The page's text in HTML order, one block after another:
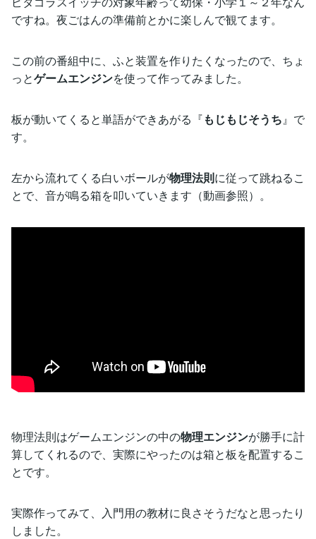
ですね。夜ごはんの準備前とかに楽しんで観てます。
この前の番組中に、ふと装置を作りたくなったので、ちょ
っとゲームエンジンを使って作ってみました。
板が動いてくると単語ができあがる『もじもじそうち』で
す。
左から流れてくる白いボールが物理法則に従って跳ねるこ
とで、音が鳴る箱を叩いていきます（動画参照）。
物理法則はゲームエンジンの中の物理エンジンが勝手に計
算してくれるので、実際にやったのは箱と板を配置するこ
とです。
実際作ってみて、入門用の教材に良さそうだなと思ったり
しました。